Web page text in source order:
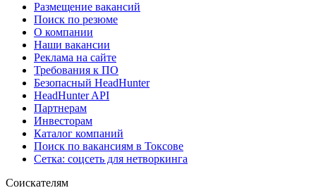
Размещение вакансий
Поиск по резюме
О компании
Наши вакансии
Реклама на сайте
Требования к ПО
Безопасный HeadHunter
HeadHunter API
Партнерам
Инвесторам
Каталог компаний
Поиск по вакансиям в Токсове
Сетка: соцсеть для нетворкинга
Соискателям